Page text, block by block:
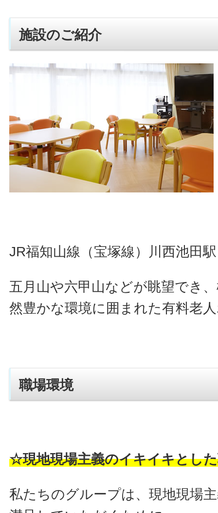
施設のご紹介
JR福知山線（宝塚線）川西池田
五月山や六甲山などが眺望でき
然豊かな環境に囲まれた有料老
職場環境
☆現地現場主義のイキイキとし
私たちのグループは、現地現場